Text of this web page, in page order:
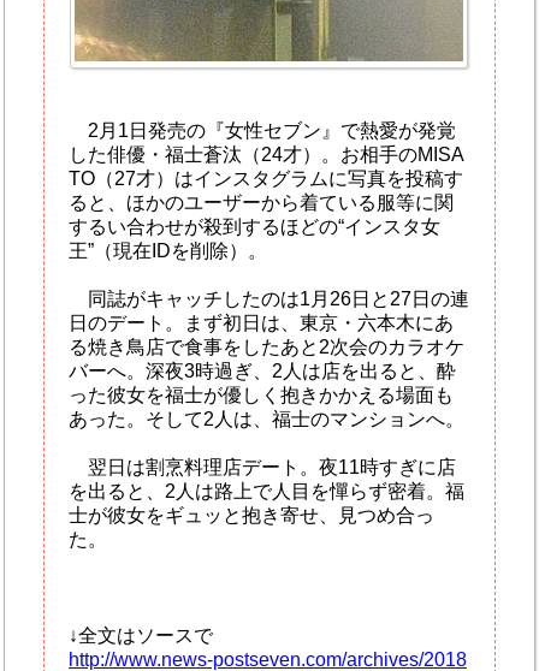
2月1日発売の『女性セブン』で熱愛が発覚
した俳優・福士蒼汰（24才）。お相手のMISA
TO（27才）はインスタグラムに写真を投稿す
ると、ほかのユーザーから着ている服等に関
するい合わせが殺到するほどの“インスタ女
王”（現在IDを削除）。
同誌がキャッチしたのは1月26日と27日の連
日のデート。まず初日は、東京・六本木にあ
る焼き鳥店で食事をしたあと2次会のカラオケ
バーへ。深夜3時過ぎ、2人は店を出ると、酔
った彼女を福士が優しく抱きかかえる場面も
あった。そして2人は、福士のマンションへ。
翌日は割烹料理店デート。夜11時すぎに店
を出ると、2人は路上で人目を憚らず密着。福
士が彼女をギュッと抱き寄せ、見つめ合っ
た。
↓全文はソースで
http://www.news-postseven.com/archives/2018